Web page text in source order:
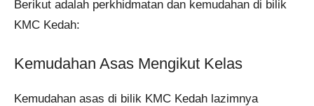
Berikut adalah perkhidmatan dan kemudahan di bilik
KMC Kedah:
Kemudahan Asas Mengikut Kelas
Kemudahan asas di bilik KMC Kedah lazimnya